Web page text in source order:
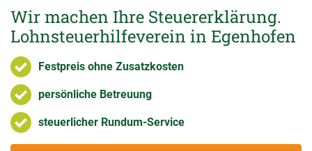
Wir machen Ihre Steuererklärung.
Lohnsteuerhilfeverein in Egenhofen
Festpreis ohne Zusatzkosten
persönliche Betreuung
steuerlicher Rundum-Service